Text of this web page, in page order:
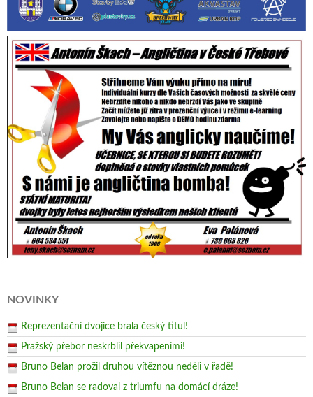
NOVINKY
Reprezentační dvojice brala český titul!
Pražský přebor neskrblil překvapeními!
Bruno Belan prožil druhou vítěznou neděli v řadě!
Bruno Belan se radoval z triumfu na domácí dráze!